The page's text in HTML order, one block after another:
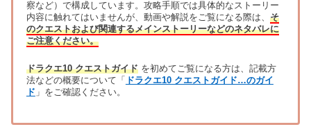
察など）で構成しています。攻略手順では具体的なストーリー
内容に触れてはいませんが、動画や解説をご覧になる際は、 そ
のクエストおよび関連するメインストーリーなどのネタバレに
ご注意ください。
ドラクエ10 クエストガイドを初めてご覧になる方は、記載方
法などの概要について「
ドラクエ10 クエストガイド…のガイ
ド 」をご確認ください。